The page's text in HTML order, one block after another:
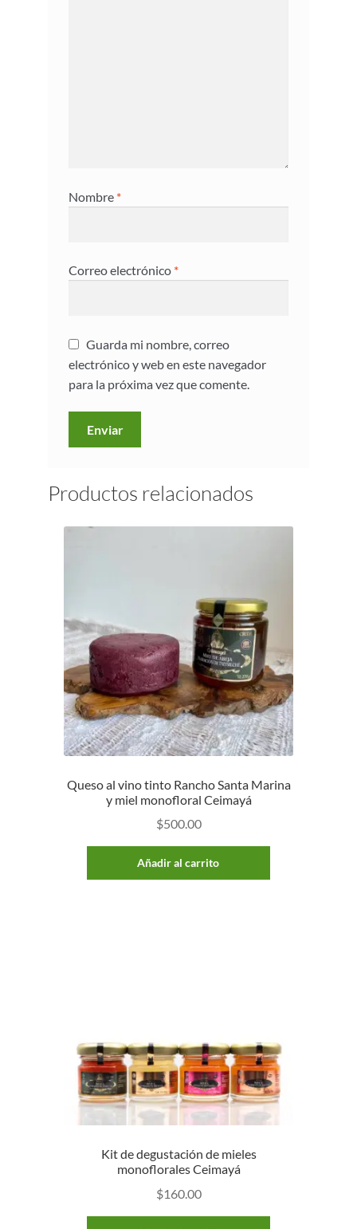
Nombre *
Correo electrónico *
Guarda mi nombre, correo
electrónico y web en este navegador
para la próxima vez que comente.
Productos relacionados
Queso al vino tinto Rancho Santa Marina
y miel monofloral Ceimayá
$500.00
Añadir al carrito
Kit de degustación de mieles
monoflorales Ceimayá
$160.00